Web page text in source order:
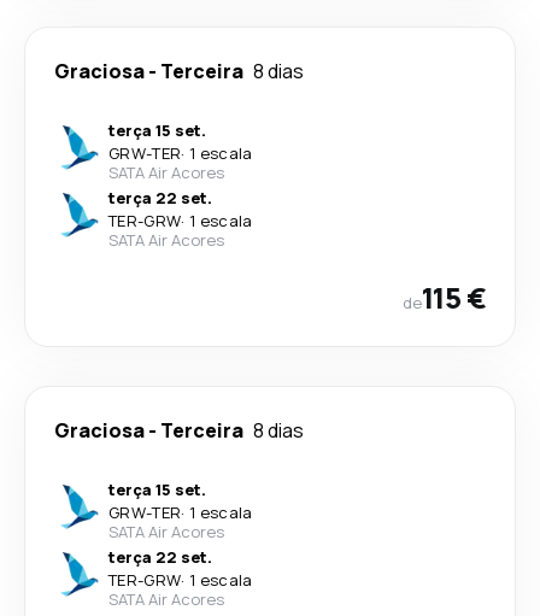
Graciosa- Terceira 8 dias
terça 15 set.
GRW-TER· 1 escala
SATA Air Acores
terça 22 set.
TER-GRW· 1 escala
SATA Air Acores
de115 €
Graciosa- Terceira 8 dias
terça 15 set.
GRW-TER· 1 escala
SATA Air Acores
terça 22 set.
TER-GRW· 1 escala
SATA Air Acores